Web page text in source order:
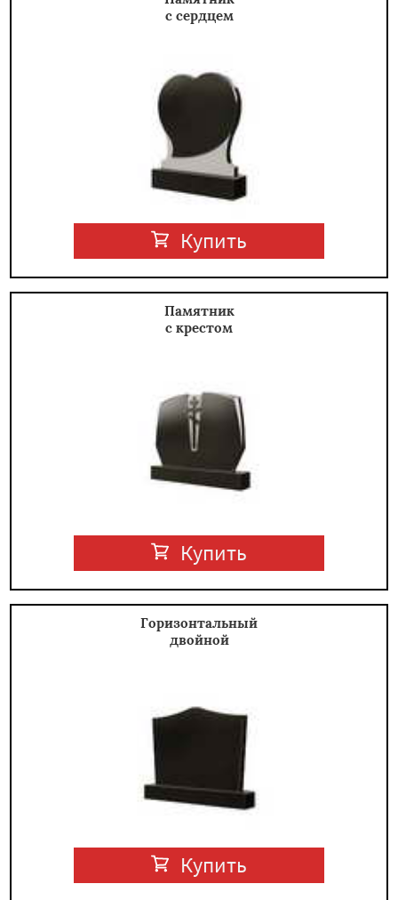
с сердцем
Купить
Памятник
с крестом
Купить
Горизонтальный
двойной
Купить